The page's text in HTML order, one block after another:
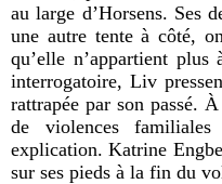
au large d’Horsens. Ses
une autre tente à côté,
qu’elle n’appartient
interrogatoire, Liv
rattrapée par son passé. À
de violences
explication. Katrine
sur ses pieds à la fin du